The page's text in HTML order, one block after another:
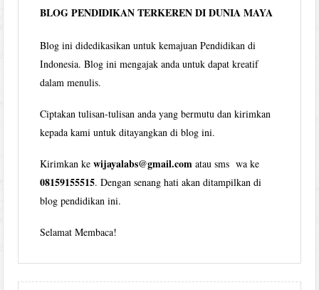
BLOG PENDIDIKAN TERKEREN DI DUNIA MAYA
Blog ini didedikasikan untuk kemajuan Pendidikan di
Indonesia. Blog ini mengajak anda untuk dapat kreatif
dalam menulis.
Ciptakan tulisan-tulisan anda yang bermutu dan kirimkan
kepada kami untuk ditayangkan di blog ini.
Kirimkan kewijayalabs@gmail.com atau sms wa ke
08159155515. Dengan senang hati akan ditampilkan di
blog pendidikan ini.
Selamat Membaca!